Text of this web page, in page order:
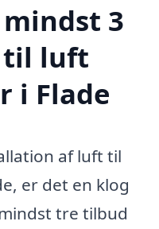
3
til luft
i Flade
af luft til
er det en klog
tre tilbud